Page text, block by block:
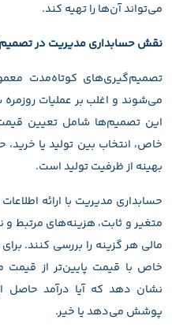
می‌تواند آن‌ها را تهیه کند.
نقش حسابداری مدیریت در
تصمیم‌گیری‌های کوتاه‌مدت
می‌شوند و اغلب بر عملیات روزمره
این تصمیم‌ها شامل تعیین
خاص، انتخاب بین تولید یا
بهینه از ظرفیت تولید است.
حسابداری مدیریت با ارائه
متغیر و ثابت، هزینه‌های مرتبط و
مالی هر گزینه را بررسی کنند.
خاص با قیمت پایین‌تر از قیمت
نشان دهد که آیا درآمد حاصل
پوشش می‌دهد یا خیر.